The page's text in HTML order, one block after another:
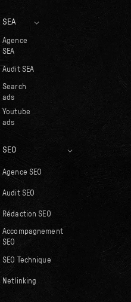
SEA
Agence
SEA
Audit SEA
Search
ads
Youtube
ads
SEO
Agence SEO
Audit SEO
Rédaction SEO
Accompagnement
SEO
SEO Technique
Netlinking